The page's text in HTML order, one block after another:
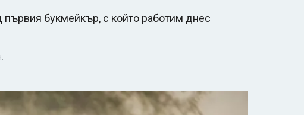
букмейкър, с който работим днес